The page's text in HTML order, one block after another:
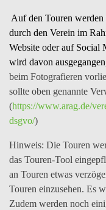
Auf den Touren
durch den Verein im
Website oder auf Social
wird davon
beim Fotografieren
sollte oben genannte
(https://www.arag.de/
dsgvo/)
Hinweis: Die Touren
das Touren-Tool
an Touren etwas
Touren einzusehen. Es
Zudem werden noch